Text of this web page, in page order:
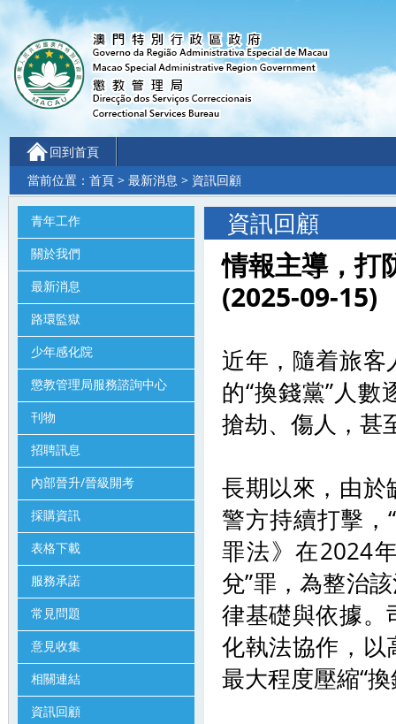
回到首頁
當前位置： 首頁 > 最新消息 > 資訊回顧
青年工作
關於我們
最新消息
路環監獄
少年感化院
懲教管理局服務諮詢中心
刊物
招聘訊息
內部晉升/晉級開考
採購資訊
表格下載
服務承諾
常見問題
意見收集
相關連結
資訊回顧
資訊回顧
情報主導，打
(2025-09-15)
近年，隨着旅
的“換錢黨”人
搶劫、傷人，甚
長期以來，由
警方持續打擊，
罪法》在2024
兌”罪，為整治
律基礎與依據
化執法協作，
最大程度壓縮“